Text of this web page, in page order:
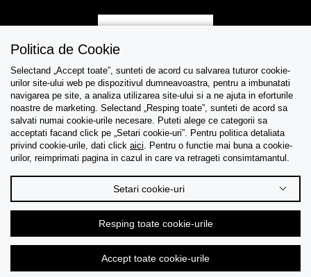
Asistenta
Colectii
Tips & Guides
Despre noi
Politica de Cookie
Selectand „Accept toate”, sunteti de acord cu salvarea tuturor cookie-
urilor site-ului web pe dispozitivul dumneavoastra, pentru a imbunatati
navigarea pe site, a analiza utilizarea site-ului si a ne ajuta in eforturile
noastre de marketing. Selectand „Resping toate”, sunteti de acord sa
salvati numai cookie-urile necesare. Puteti alege ce categorii sa
acceptati facand click pe „Setari cookie-uri”. Pentru politica detaliata
privind cookie-urile, dati click aici. Pentru o functie mai buna a cookie-
urilor, reimprimati pagina in cazul in care va retrageti consimtamantul.
Setari cookie-uri
Resping toate cookie-urile
Accept toate cookie-urile